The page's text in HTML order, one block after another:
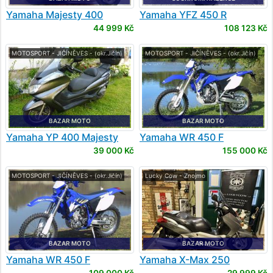
Yamaha Majesty 400
44 999 Kč
Yamaha YFZ 450 R
108 123 Kč
MOTOSPORT - JIČÍNĚVES - (okr.Jičín)
BAZAR MOTO
Yamaha YP 400 Majesty
39 000 Kč
MOTOSPORT - JIČÍNĚVES - (okr.Jičín)
BAZAR MOTO
Yamaha WR 450 F
155 000 Kč
MOTOSPORT - JIČÍNĚVES - (okr.Jičín)
BAZAR MOTO
Yamaha WR 450 F
Lucky Cow - Znojmo
BAZAR MOTO
Yamaha X-Max 250